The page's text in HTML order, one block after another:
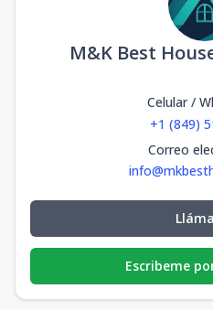
M&K Best
Celular /
+1 (849)
Correo
Escribeme